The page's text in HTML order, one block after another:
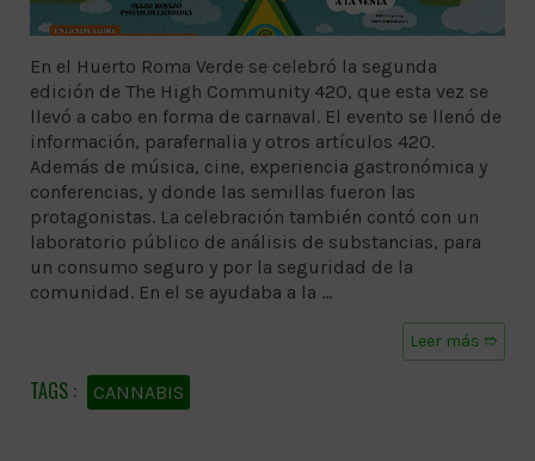
En el Huerto Roma Verde se celebró la segunda
edición de The High Community 420, que esta vez se
llevó a cabo en forma de carnaval. El evento se llenó de
información, parafernalia y otros artículos 420.
Además de música, cine, experiencia gastronómica y
conferencias, y donde las semillas fueron las
protagonistas. La celebración también contó con un
laboratorio público de análisis de substancias, para
un consumo seguro y por la seguridad de la
comunidad. En el se ayudaba a la …
Leer más ➱
CANNABIS